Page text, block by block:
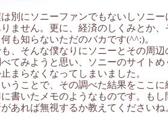
別にソニーファンでもないしソニ
ません。更に、経済のしくみとか
も知らないただのバカです(^^;)。
、そんな僕なりにソニーとその周
てみようと思い、ソニーのサイト
まらなくなってしまいました。
うことで、その調べた結果をここ
書いたメモのようなものです。も
あれば無視するか教えてくださいね